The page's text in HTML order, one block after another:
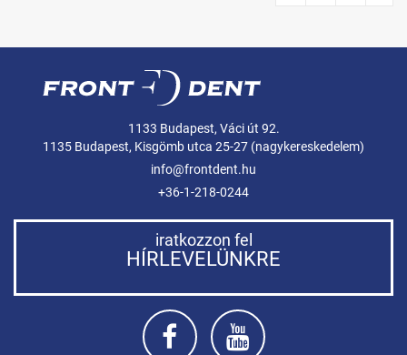
1133 Budapest, Váci út 92.
1135 Budapest, Kisgömb utca 25-27 (nagykereskedelem)
info@frontdent.hu
+36-1-218-0244
iratkozzon fel
HÍRLEVELÜNKRE